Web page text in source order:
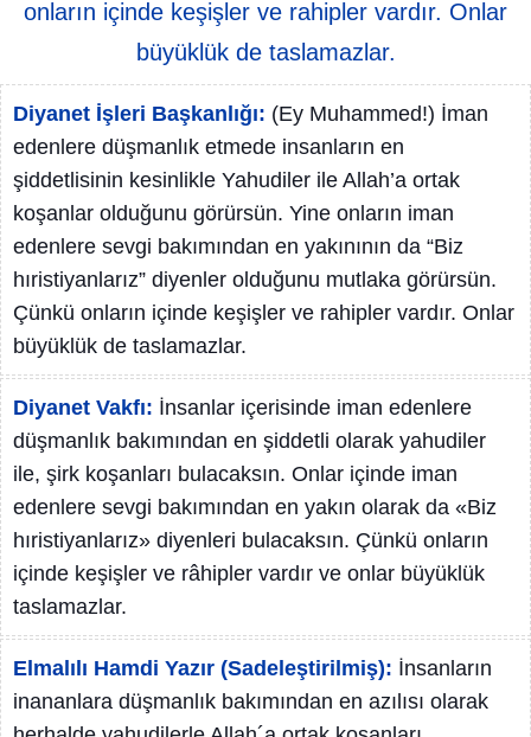
onların içinde keşişler ve rahipler vardır. Onlar
büyüklük de taslamazlar.
Diyanet İşleri Başkanlığı: (Ey Muhammed!) İman
edenlere düşmanlık etmede insanların en
şiddetlisinin kesinlikle Yahudiler ile Allah’a ortak
koşanlar olduğunu görürsün. Yine onların iman
edenlere sevgi bakımından en yakınının da “Biz
hıristiyanlarız” diyenler olduğunu mutlaka görürsün.
Çünkü onların içinde keşişler ve rahipler vardır. Onlar
büyüklük de taslamazlar.
Diyanet Vakfı: İnsanlar içerisinde iman edenlere
düşmanlık bakımından en şiddetli olarak yahudiler
ile, şirk koşanları bulacaksın. Onlar içinde iman
edenlere sevgi bakımından en yakın olarak da «Biz
hıristiyanlarız» diyenleri bulacaksın. Çünkü onların
içinde keşişler ve râhipler vardır ve onlar büyüklük
taslamazlar.
Elmalılı Hamdi Yazır (Sadeleştirilmiş): İnsanların
inananlara düşmanlık bakımından en azılısı olarak